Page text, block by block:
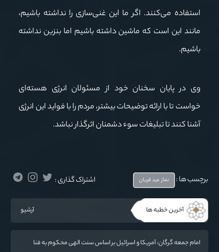
استفاده می‌کنند. اگر ما این غنی‌سازی را نداشته باشیم،
مانند این است که ماشین داشته باشیم اما بنزین نداشته
باشیم.
وی در پایان سخنان خود از مسئولان انرژی هسته‌ای
خواست تا با ارائه توضیحات بیشتر، مردم را با فواید این انرژی
آشنا کنند تا تبلیغات سوء دشمنان اثرگذار نباشد.
برچسب ها : نماز عید قربان اشتراک گذاری :
آخرین خطبه ها آرشیو
امام جمعه گرگان: آمریکا و اسرائیل بر اساس سنت الهی محکوم به فنا